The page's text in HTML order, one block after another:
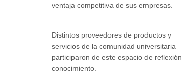
ventaja competitiva de sus empresas.
Distintos proveedores de productos y
servicios de la comunidad universitaria
participaron de este espacio de reflexión
conocimiento.